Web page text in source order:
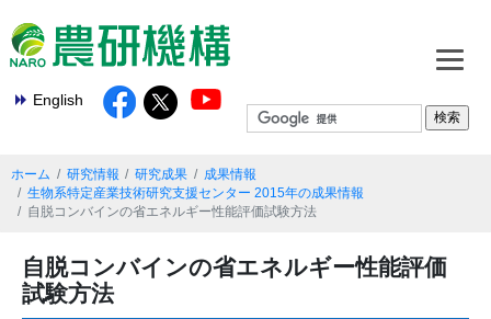
English
ホーム 研究情報 研究成果
成果情報
生物系特定産業技術研究支援センター 2015年の成果情報
自脱コンバインの省エネルギー性能評価試験方法
自脱コンバインの省エネルギー性能評価
試験方法